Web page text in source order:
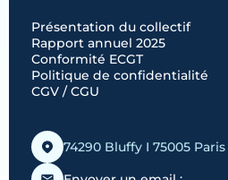
Présentation du collectif
Rapport annuel 2025
Conformité ECGT
Politique de confidentialité
CGV / CGU
74290 Bluffy I 75005 Paris